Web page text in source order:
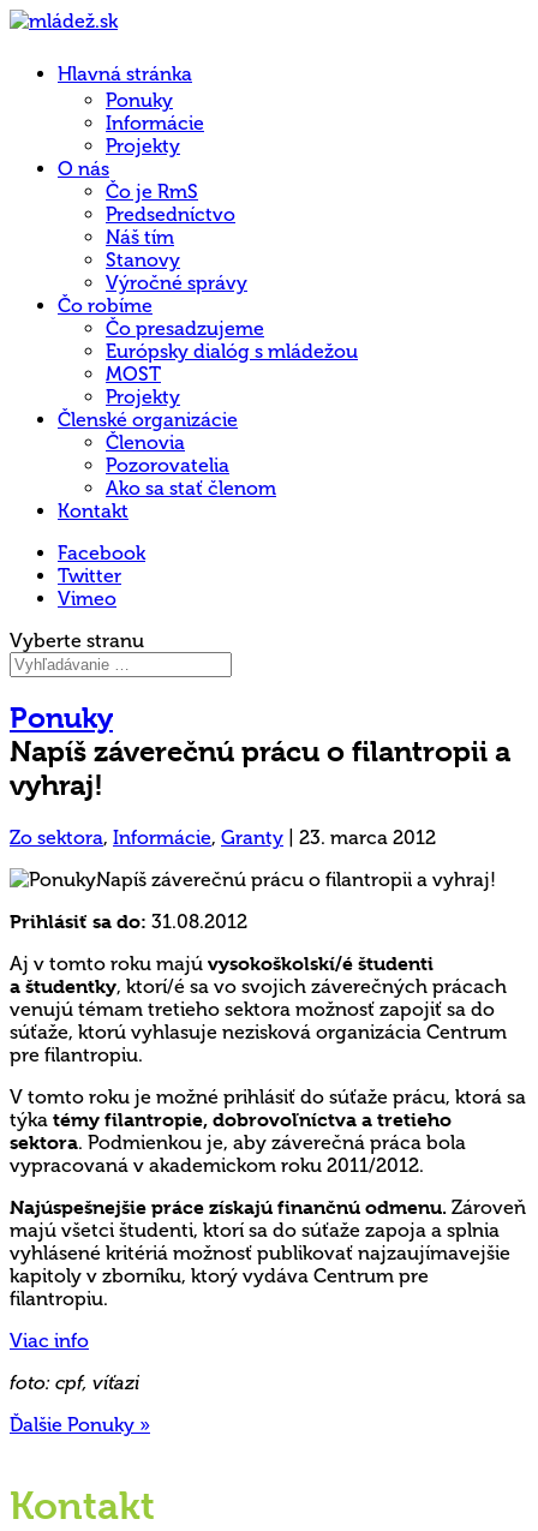
Hlavná stránka
Ponuky
Informácie
Projekty
O nás
Čo je RmS
Predsedníctvo
Náš tím
Stanovy
Výročné správy
Čo robíme
Čo presadzujeme
Európsky dialóg s mládežou
MOST
Projekty
Členské organizácie
Členovia
Pozorovatelia
Ako sa stať členom
Kontakt
Facebook
Twitter
Vimeo
Vyberte stranu
Ponuky
Napíš záverečnú prácu o filantropii a
vyhraj!
Zo sektora, Informácie, Granty 23. marca 2012
Prihlásiť sa do: 31.08.2012
Aj v tomto roku majú vysokoškolskí/é študenti
a študentky, ktorí/é sa vo svojich záverečných prácach
venujú témam tretieho sektora možnosť zapojiť sa do
súťaže, ktorú vyhlasuje nezisková organizácia Centrum
pre filantropiu.
V tomto roku je možné prihlásiť do súťaže prácu, ktorá sa
týka témy filantropie, dobrovoľníctva a tretieho
sektora. Podmienkou je, aby záverečná práca bola
vypracovaná v akademickom roku 2011/2012.
Najúspešnejšie práce získajú finančnú odmenu. Zároveň
majú všetci študenti, ktorí sa do súťaže zapoja a splnia
vyhlásené kritériá možnosť publikovať najzaujímavejšie
kapitoly v zborníku, ktorý vydáva Centrum pre
filantropiu.
Viac info
foto: cpf, víťazi
Ďalšie Ponuky »
Kontakt